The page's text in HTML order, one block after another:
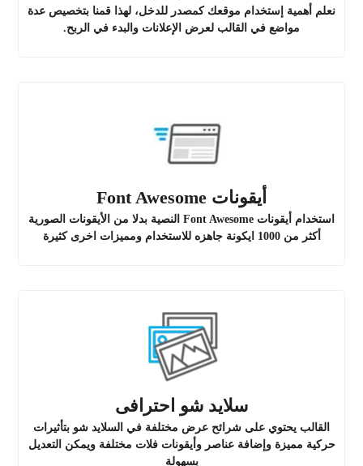
نعلم أهمية إستخدام موقعك كمصدر للدخل، لهذا قمنا بتخصيص عدة
مواضع في القالب لعرض الإعلانات والبدء في الربح.
أيقونات Font Awesome
استخدام أيقونات Font Awesome النصية بدلا من الأيقونات الصورية
أكثر من 1000 ايكونة جاهزه للاستخدام ومميزات اخرى كثيرة
سلايد شو احترافى
القالب يحتوي على شرائح عرض مختلفة في السلايد شو بتأثيرات
حركية مميزة وإضافة عناصر وأيقونات فلات مختلفة ويمكن التعديل
بسهولة